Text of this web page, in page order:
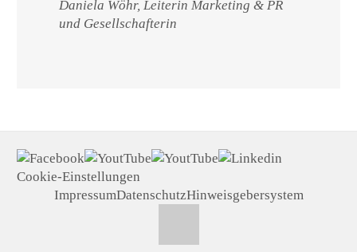
Daniela Wöhr, Leiterin Marketing & PR
und Gesellschafterin
Cookie-Einstellungen
ImpressumDatenschutzHinweisgebersystem